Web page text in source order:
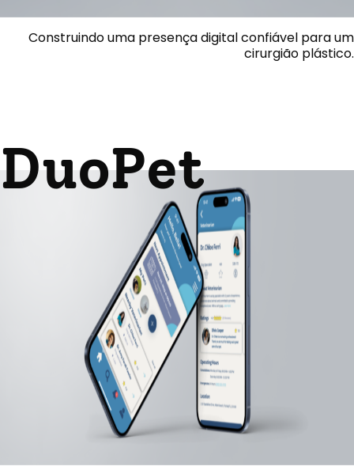
Construindo uma presença digital confiável para um
cirurgião plástico.
DuoPet